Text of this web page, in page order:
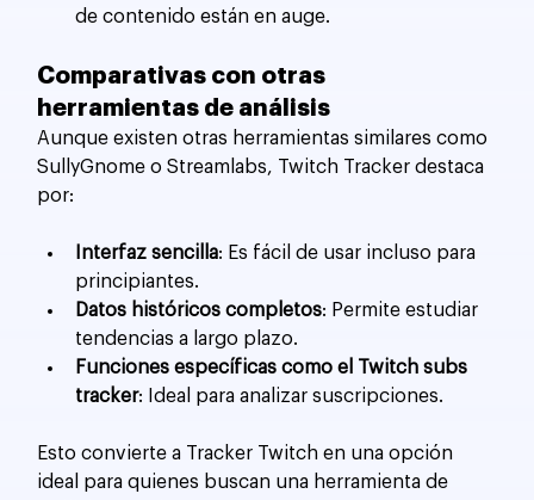
de contenido están en auge.
Comparativas con otras
herramientas de análisis
Aunque existen otras herramientas similares como
SullyGnome o Streamlabs, Twitch Tracker destaca
por:
Interfaz sencilla: Es fácil de usar incluso para
principiantes.
Datos históricos completos: Permite estudiar
tendencias a largo plazo.
Funciones específicas como el Twitch subs
tracker: Ideal para analizar suscripciones.
Esto convierte a Tracker Twitch en una opción
ideal para quienes buscan una herramienta de